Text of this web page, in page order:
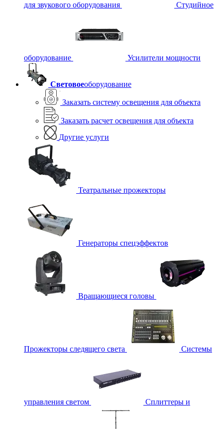
для звукового оборудования Студийное
оборудование Усилители мощности
Световоеоборудование
Заказать систему освещения для объекта
Заказать расчет освещения для объекта
Другие услуги
Театральные прожекторы
Генераторы спецэффектов
Вращающиеся головы
Прожекторы следящего света Системы
управления светом Сплиттеры и